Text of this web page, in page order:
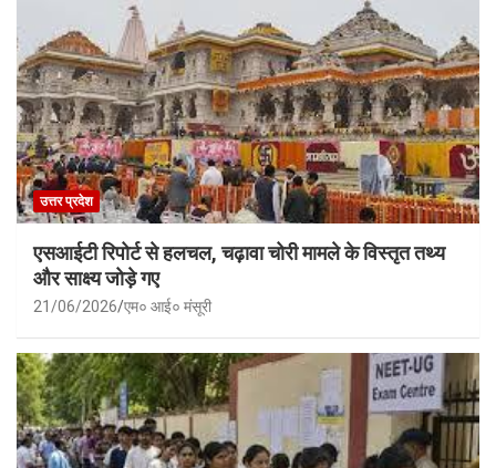
उत्तर प्रदेश
एसआईटी रिपोर्ट से हलचल, चढ़ावा चोरी मामले के विस्तृत तथ्य
और साक्ष्य जोड़े गए
21/06/2026 एम० आई० मंसूरी